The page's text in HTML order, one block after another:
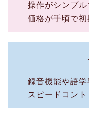
操作がシンプ
価格が手頃で
録音機能や語
スピードコン